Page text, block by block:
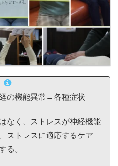
の機能異常→各種症状
なく、ストレスが神経機能
ストレスに適応するケア
る。